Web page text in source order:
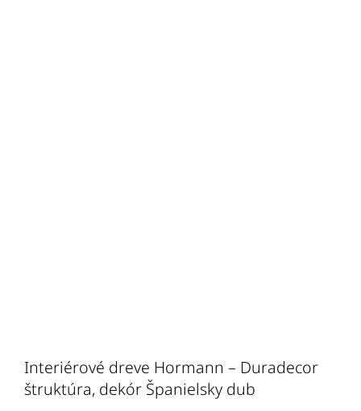
Interiérové dreve Hormann – Duradecor
štruktúra, dekór Španielsky dub